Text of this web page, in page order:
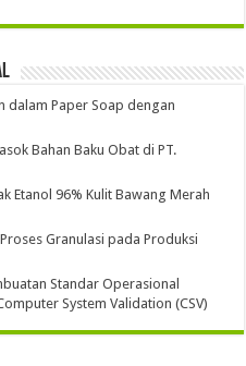
dalam Paper Soap dengan
Bahan Baku Obat di PT.
Etanol 96% Kulit Bawang Merah
Granulasi pada Produksi
Standar Operasional
System Validation (CSV)